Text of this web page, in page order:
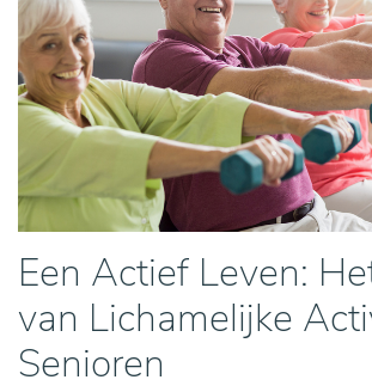
Een Actief Leven:
van Lichamelijke
Senioren